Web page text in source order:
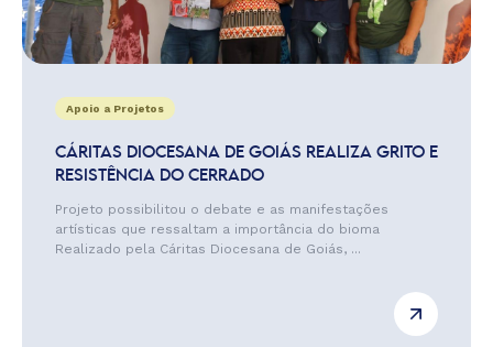
Apoio a Projetos
CÁRITAS DIOCESANA DE GOIÁS REALIZA GRITO E
RESISTÊNCIA DO CERRADO
Projeto possibilitou o debate e as manifestações
artísticas que ressaltam a importância do bioma
Realizado pela Cáritas Diocesana de Goiás, ...